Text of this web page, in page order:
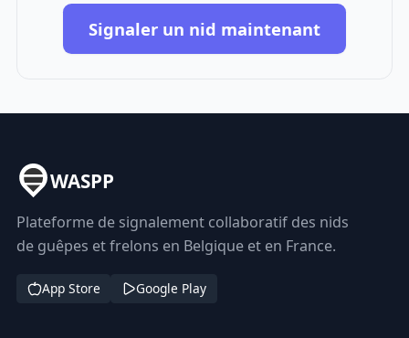
Signaler un nid maintenant
WASPP
Plateforme de signalement collaboratif des nids
de guêpes et frelons en Belgique et en France.
App Store Google Play